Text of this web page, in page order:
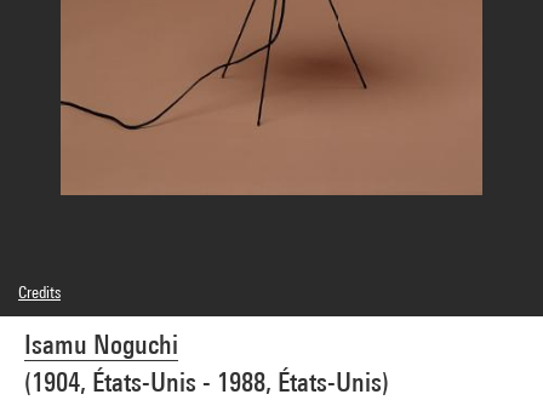
Isamu Noguchi
(1904, États-Unis - 1988, États-Unis)
Credits
© droits réservés
Photo credits : Jean-Claude Planchet - Centre Pompidou, MNAM-CCI
Image reference : 3F00240 [1996 CX 6004]